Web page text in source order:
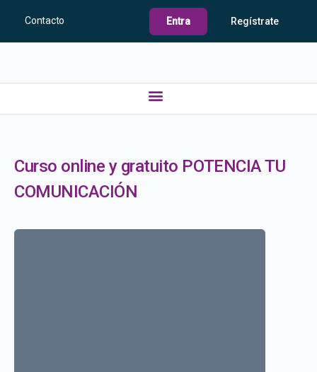
Contacto Entra Regístrate
Curso online y gratuito POTENCIA TU
COMUNICACIÓN